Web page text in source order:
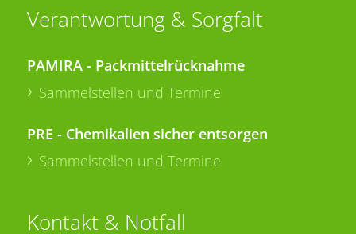
Verantwortung & Sorgfalt
PAMIRA - Packmittelrücknahme
Sammelstellen und Termine
PRE - Chemikalien sicher entsorgen
Sammelstellen und Termine
Kontakt & Notfall